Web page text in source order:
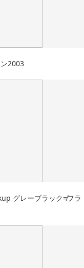
2003
グレーブラック≠フラ